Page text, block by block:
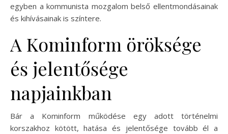
egyben a kommunista mozgalom belső ellentmondásainak
és kihívásainak is színtere.
A Kominform öröksége
és jelentősége
napjainkban
Bár a Kominform működése egy adott történelmi
korszakhoz kötött, hatása és jelentősége tovább él a